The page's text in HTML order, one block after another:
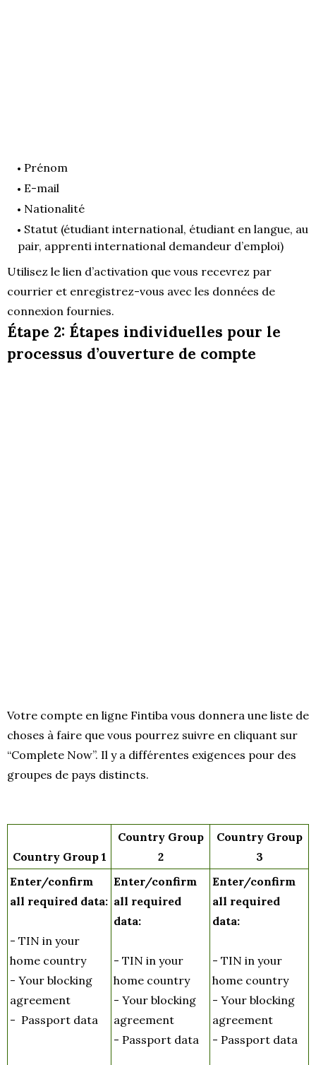
Prénom
E-mail
Nationalité
Statut (étudiant international, étudiant en langue, au
pair, apprenti international demandeur d’emploi)
Utilisez le lien d’activation que vous recevrez par
courrier et enregistrez-vous avec les données de
connexion fournies.
Étape 2: Étapes individuelles pour le
processus d’ouverture de compte
Votre compte en ligne Fintiba vous donnera une liste de
choses à faire que vous pourrez suivre en cliquant sur
“Complete Now”. Il y a différentes exigences pour des
groupes de pays distincts.
Country Group 1
Country Group
2
Country Group
3
Enter/confirm
all required data:
- TIN in your
home country
- Your blocking
agreement
- Passport data
Enter/confirm
all required
data:
- TIN in your
home country
- Your blocking
agreement
- Passport data
Enter/confirm
all required
data:
- TIN in your
home country
- Your blocking
agreement
- Passport data